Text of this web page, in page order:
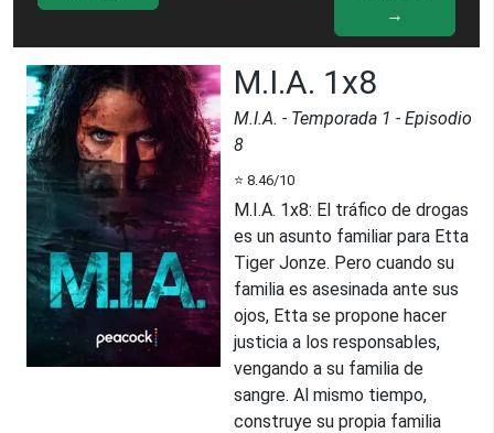
→
M.I.A. 1x8
M.I.A. - Temporada 1 - Episodio
8
⭐ 8.46/10
M.I.A. 1x8: El tráfico de drogas
es un asunto familiar para Etta
Tiger Jonze. Pero cuando su
familia es asesinada ante sus
ojos, Etta se propone hacer
justicia a los responsables,
vengando a su familia de
sangre. Al mismo tiempo,
construye su propia familia